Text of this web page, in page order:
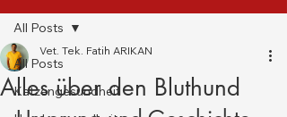
All Posts
Katzengesundheit
All Posts
Alles über den Bluthund
Vet. Tek. Fatih ARIKAN